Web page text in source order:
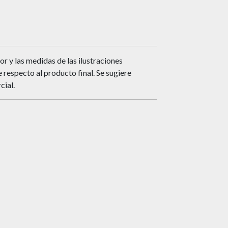
y las medidas de las ilustraciones
al producto final. Se sugiere